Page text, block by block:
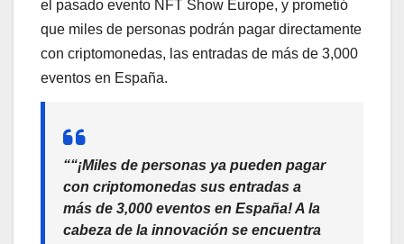
el pasado evento NFT Show Europe, y prometió
que miles de personas podrán pagar directamente
con criptomonedas, las entradas de más de 3,000
eventos en España.
““¡Miles de personas ya pueden pagar
con criptomonedas sus entradas a
más de 3,000 eventos en España! A la
cabeza de la innovación se encuentra